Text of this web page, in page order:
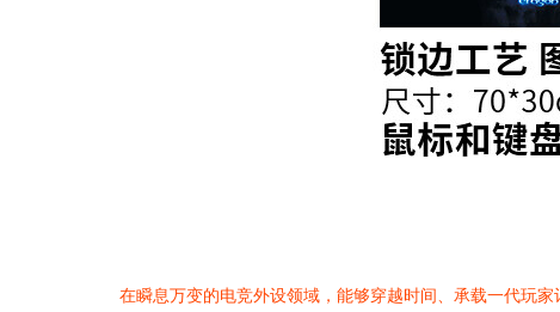
在瞬息万变的电竞外设领域，能够穿越时间、承载一代玩